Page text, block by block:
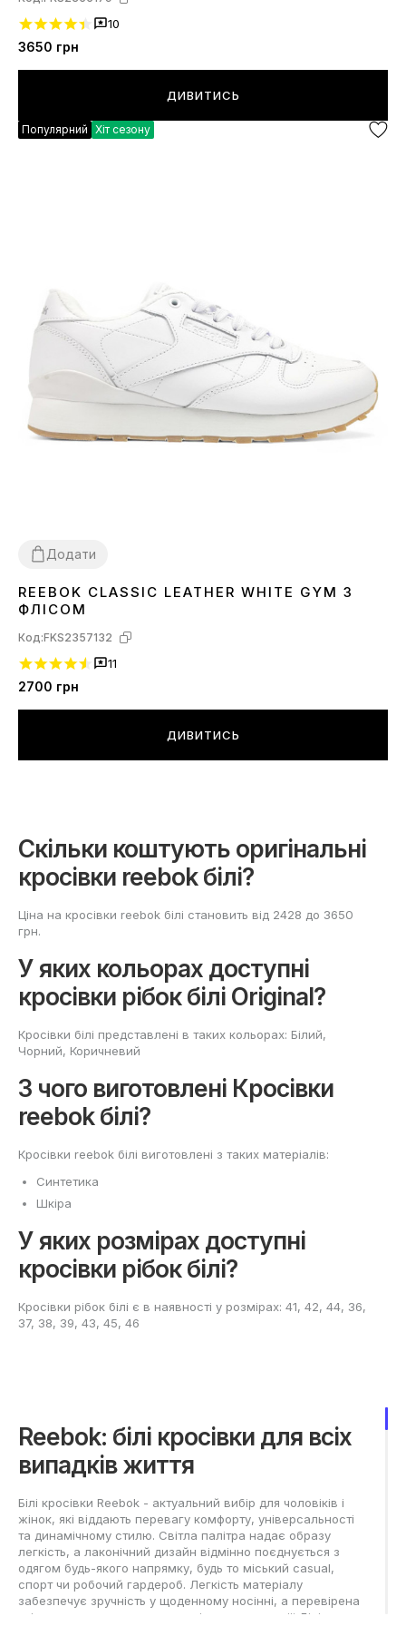
10
3650 грн
ДИВИТИСЬ
Популярний Хіт сезону
Додати
36 3738394143444546
REEBOK CLASSIC LEATHER WHITE GYM З
ФЛІСОМ
Код:FKS2357132
11
2700 грн
ДИВИТИСЬ
Скільки коштують оригінальні
кросівки reebok білі?
Ціна на кросівки reebok білі становить від 2428 до 3650
грн.
У яких кольорах доступні
кросівки рібок білі Original?
Кросівки білі представлені в таких кольорах: Білий,
Чорний, Коричневий
З чого виготовлені Кросівки
reebok білі?
Кросівки reebok білі виготовлені з таких матеріалів:
Синтетика
Шкіра
У яких розмірах доступні
кросівки рібок білі?
Кросівки рібок білі є в наявності у розмірах: 41, 42, 44, 36,
37, 38, 39, 43, 45, 46
Reebok: білі кросівки для всіх
випадків життя
Білі кросівки Reebok - актуальний вибір для чоловіків і
жінок, які віддають перевагу комфорту, універсальності
та динамічному стилю. Світла палітра надає образу
легкість, а лаконічний дизайн відмінно поєднується з
одягом будь-якого напрямку, будь то міський casual,
спорт чи робочий гардероб. Легкість матеріалу
забезпечує зручність у щоденному носінні, а перевірена
якість сприяє тривалому терміну експлуатації. Білі